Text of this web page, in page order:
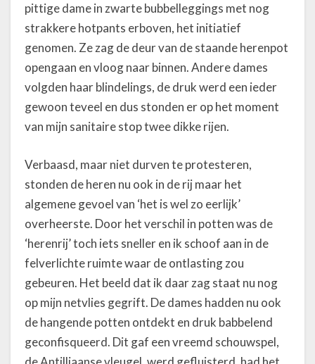
pittige dame in zwarte bubbelleggings met nog
strakkere hotpants erboven, het initiatief
genomen. Ze zag de deur van de staande herenpot
opengaan en vloog naar binnen. Andere dames
volgden haar blindelings, de druk werd een ieder
gewoon teveel en dus stonden er op het moment
van mijn sanitaire stop twee dikke rijen.
Verbaasd, maar niet durven te protesteren,
stonden de heren nu ook in de rij maar het
algemene gevoel van ‘het is wel zo eerlijk’
overheerste. Door het verschil in potten was de
‘herenrij’ toch iets sneller en ik schoof aan in de
felverlichte ruimte waar de ontlasting zou
gebeuren. Het beeld dat ik daar zag staat nu nog
op mijn netvlies gegrift. De dames hadden nu ook
de hangende potten ontdekt en druk babbelend
geconfisqueerd. Dit gaf een vreemd schouwspel,